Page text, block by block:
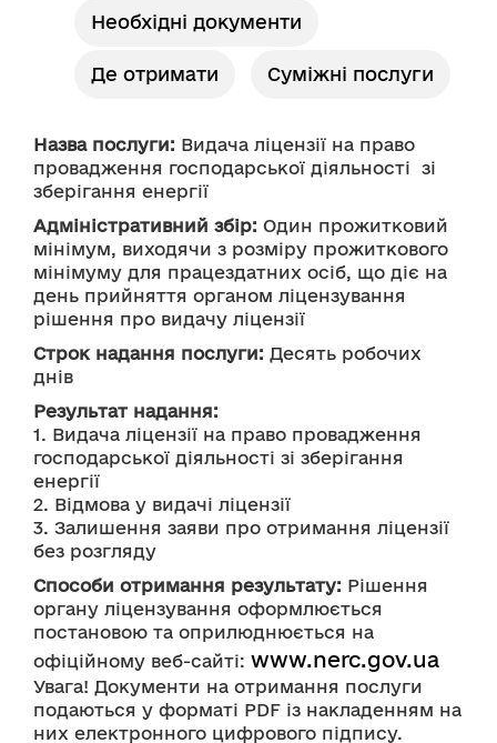
Необхідні документи
Де отримати Суміжні послуги
Назва послуги: Видача ліцензії на право
провадження господарської діяльності  зі
зберігання енергії
Адміністративний збір: Один прожитковий
мінімум, виходячи з розміру прожиткового
мінімуму для працездатних осіб, що діє на
день прийняття органом ліцензування
рішення про видачу ліцензії
Строк надання послуги: Десять робочих
днів
Результат надання:
1. Видача ліцензії на право провадження
господарської діяльності зі зберігання
енергії
2. Відмова у видачі ліцензії
3. Залишення заяви про отримання ліцензії
без розгляду
Способи отримання результату: Рішення
органу ліцензування оформлюється
постановою та оприлюднюється на
офіційному веб-сайті: www.nerc.gov.ua
Увага! Документи на отримання послуги
подаються у форматі PDF із накладенням на
них електронного цифрового підпису.